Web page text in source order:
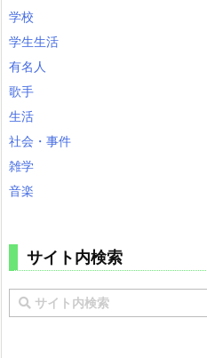
学校
学生生活
有名人
歌手
生活
社会・事件
雑学
音楽
サイト内検索